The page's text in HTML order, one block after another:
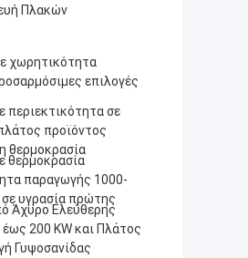
Πλακών
χωρητικότητα
επιλογές
περιεκτικότητα σε
προϊόντος
θερμοκρασία
θερμοκρασία
παραγωγής 1000-
υγρασία πρώτης
Άχυρο Ελεύθερης
200 KW και Πλάτος
Γυψοσανίδας